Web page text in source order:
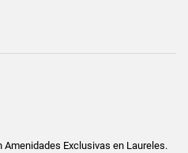
Exclusivas en Laureles.